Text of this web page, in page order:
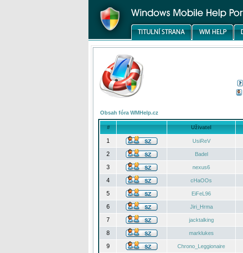
Obsah fóra WMHelp.cz
# Uživatel
1 UsiReV
2
Badel
3
nexus6
4
cHaOOs
5
EiFeL96
6
Jiri_Hrma
7
jacktalking
8
marklukes
9
Chrono_Leggionaire